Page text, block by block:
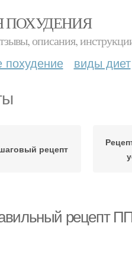
ПОХУДЕНИЯ
описания,
виды диет
рецепт
рецепт